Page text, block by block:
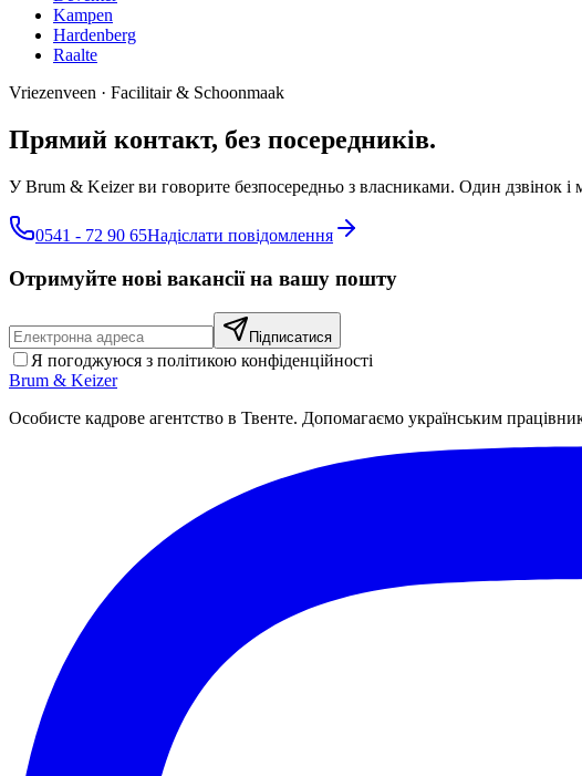
Kampen
Hardenberg
Raalte
Vriezenveen · Facilitair & Schoonmaak
Прямий контакт, без посередників.
У Brum & Keizer ви говорите безпосередньо з власниками. Один дзвінок і
0541 - 72 90 65Надіслати повідомлення
Отримуйте нові вакансії на вашу пошту
Підписатися
Я погоджуюся з політикою конфіденційності
Brum & Keizer
Особисте кадрове агентство в Твенте. Допомагаємо українським